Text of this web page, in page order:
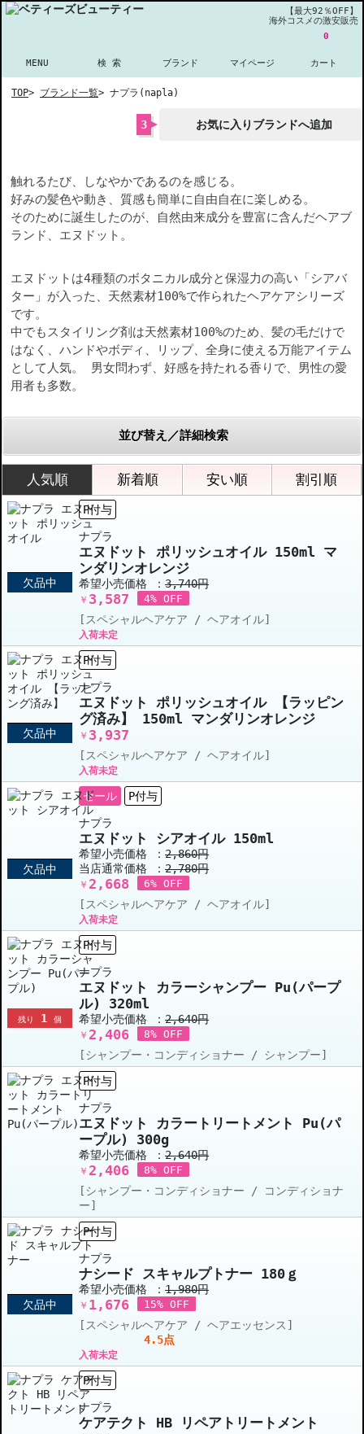
【最大92％OFF】
海外コスメの激安販売
MENU 検 索 ブランド マイページ
0
カート
TOP> ブランド一覧> ナプラ(napla)
3 お気に入りブランドへ追加
触れるたび、しなやかであるのを感じる。
好みの髪色や動き、質感も簡単に自由自在に楽しめる。
そのために誕生したのが、自然由来成分を豊富に含んだヘアブ
ランド、エヌドット。
エヌドットは4種類のボタニカル成分と保湿力の高い「シアバ
ター」が入った、天然素材100%で作られたヘアケアシリーズ
です。
中でもスタイリング剤は天然素材100%のため、髪の毛だけで
はなく、ハンドやボディ、リップ、全身に使える万能アイテム
として人気。 男女問わず、好感を持たれる香りで、男性の愛
用者も多数。
並び替え／詳細検索
人気順 新着順 安い順 割引順
欠品中
P付与
ナプラ
エヌドット ポリッシュオイル 150ml マ
ンダリンオレンジ
希望小売価格 ： 3,740円
￥ 3,587 4% OFF
[スペシャルヘアケア / ヘアオイル]
入荷未定
欠品中
P付与
ナプラ
エヌドット ポリッシュオイル 【ラッピン
グ済み】 150ml マンダリンオレンジ
￥ 3,937
[スペシャルヘアケア / ヘアオイル]
入荷未定
欠品中
セール P付与
ナプラ
エヌドット シアオイル 150ml
希望小売価格 ： 2,860円
当店通常価格 ： 2,780円
￥ 2,668 6% OFF
[スペシャルヘアケア / ヘアオイル]
入荷未定
残り 1 個
P付与
ナプラ
エヌドット カラーシャンプー Pu(パープ
ル) 320ml
希望小売価格 ： 2,640円
￥ 2,406 8% OFF
[シャンプー・コンディショナー / シャンプー]
P付与
ナプラ
エヌドット カラートリートメント Pu(パ
ープル) 300g
希望小売価格 ： 2,640円
￥ 2,406 8% OFF
[シャンプー・コンディショナー / コンディショナ
ー]
欠品中
P付与
ナプラ
ナシード スキャルプトナー 180ｇ
希望小売価格 ： 1,980円
￥ 1,676 15% OFF
[スペシャルヘアケア / ヘアエッセンス]
4.5点
入荷未定
P付与
ナプラ
ケアテクト HB リペアトリートメント